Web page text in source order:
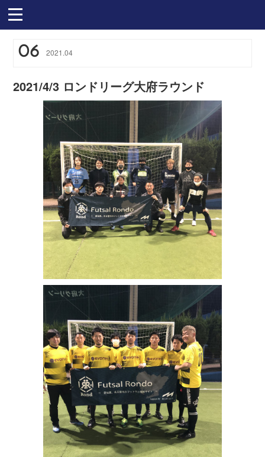
06 2021 .04
2021/4/3 ロンドリーグ大府ラウンド